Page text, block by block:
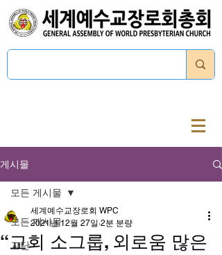
게시물
모든 게시물
교단
모든 게시물
“교회 소그룹, 외로움 많은
세계예수교장로회 WPC
2021년 12월 27일 2분 분량